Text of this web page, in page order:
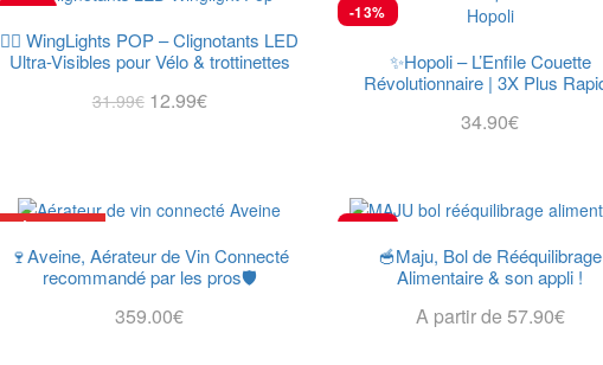
-59%
🚴‍♂️ WingLights POP – Clignotants LED
Ultra-Visibles pour Vélo & trottinettes
31.99€ 12.99€
-13%
✨Hopoli – L’Enfile Couette
Révolutionnaire | 3X Plus
34.90€
SÉLECTION
🍷Aveine, Aérateur de Vin Connecté
recommandé par les pros🛡️
359.00€
-15%
🥣Maju, Bol de Rééquilibrage
Alimentaire & son appli !
A partir de 57.90€